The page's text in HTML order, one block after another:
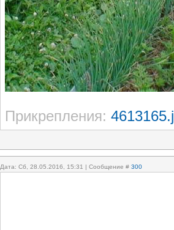
Прикрепления:
Дата: Сб, 28.05.2016, 15:31 | Сообщение # 300